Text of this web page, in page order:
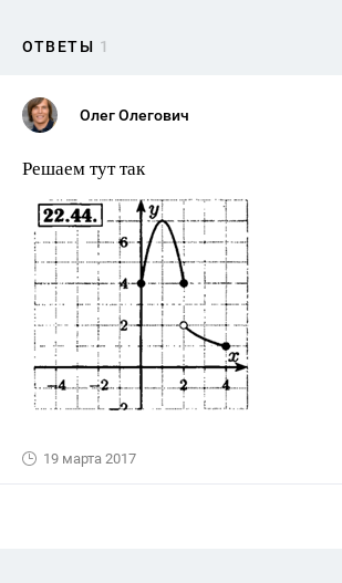
ОТВЕТЫ 1
Олег Олегович
Решаем тут так
19 марта 2017